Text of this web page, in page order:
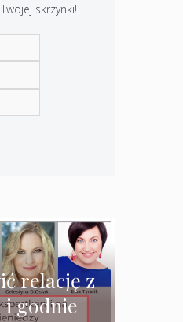
skrzynki!
relację z
i godnie